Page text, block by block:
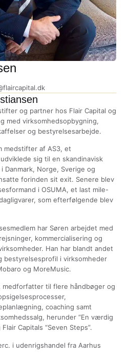
og partner hos Flair Capital og
med virksomhedsopbygning,
og bestyrelsesarbejde.
medstifter af AS3, et
sig til en skandinavisk
Danmark, Norge, Sverige og
forinden sit exit. Senere blev
i OSUMA, et last mile-
som efterfølgende blev
har Søren arbejdet med
kommercialisering og
Han har blandt andet
i virksomheder
og MoreMusic.
til flere håndbøger og
coaching samt
herunder “En værdig
Capitals “Seven Steps”.
i udenrigshandel fra Aarhus